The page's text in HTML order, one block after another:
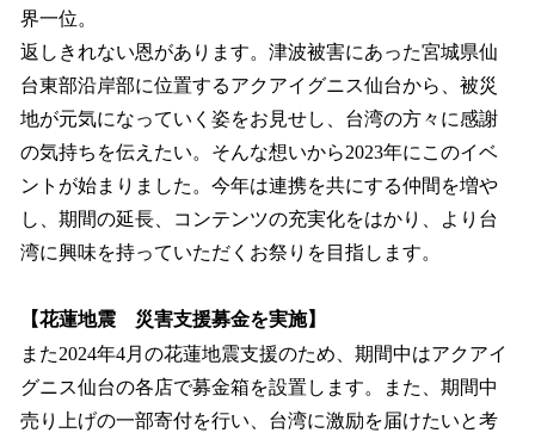
界一位。
返しきれない恩があります。津波被害にあった宮城県仙
台東部沿岸部に位置するアクアイグニス仙台から、被災
地が元気になっていく姿をお見せし、台湾の方々に感謝
の気持ちを伝えたい。そんな想いから2023年にこのイベ
ントが始まりました。今年は連携を共にする仲間を増や
し、期間の延長、コンテンツの充実化をはかり、より台
湾に興味を持っていただくお祭りを目指します。
【花蓮地震 災害支援募金を実施】
また2024年4月の花蓮地震支援のため、期間中はアクアイ
グニス仙台の各店で募金箱を設置します。また、期間中
売り上げの一部寄付を行い、台湾に激励を届けたいと考